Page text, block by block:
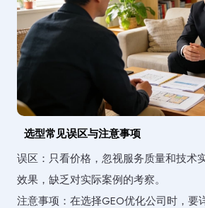
选型常见误区与注意事项
误区：只看价格，忽视服务质量和技术
效果，缺乏对实际案例的考察。
注意事项：在选择GEO优化公司时，要